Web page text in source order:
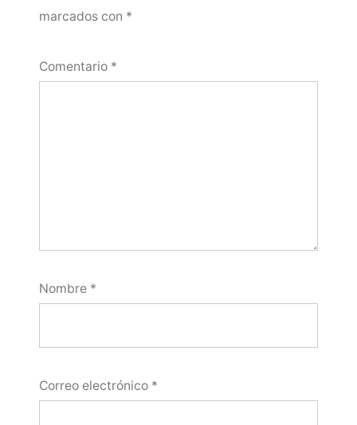
marcados con *
Comentario *
Nombre *
Correo electrónico *